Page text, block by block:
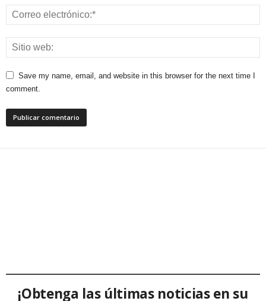
Save my name, email, and website in this browser for the next time I
comment.
¡Obtenga las últimas noticias en su